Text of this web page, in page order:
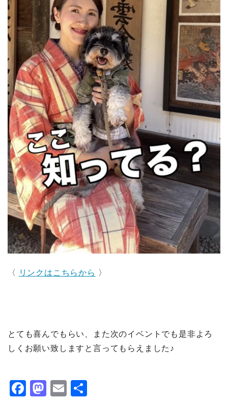
〈 リンクはこちらから 〉
とても喜んでもらい、また次のイベントでも是非よろ
しくお願い致しますと言ってもらえました♪
F
M
E